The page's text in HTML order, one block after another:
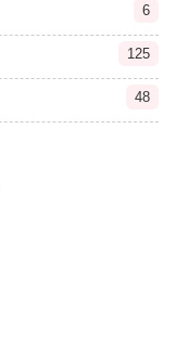
6
125
48